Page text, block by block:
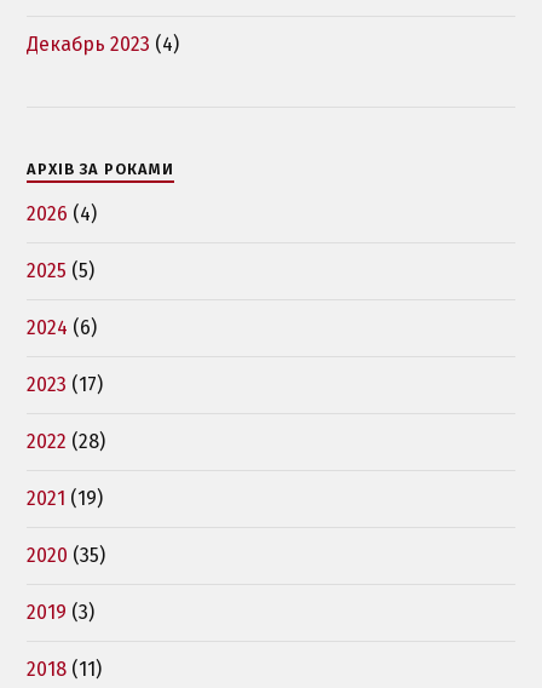
Декабрь 2023 (4)
АРХІВ ЗА РОКАМИ
2026 (4)
2025 (5)
2024 (6)
2023 (17)
2022 (28)
2021 (19)
2020 (35)
2019 (3)
2018 (11)